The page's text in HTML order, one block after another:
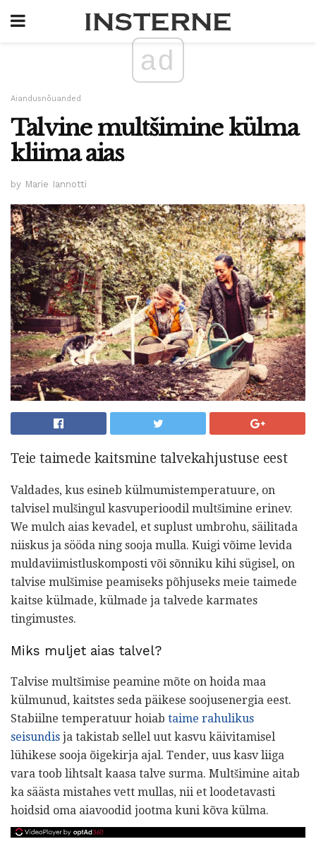
ad
Aiandusnõuanded
Talvine multšimine külma
kliima aias
by Marie Iannotti
Teie taimede kaitsmine talvekahjustuse eest
Valdades, kus esineb külmumistemperatuure, on
talvisel mulšingul kasvuperioodil multšimine erinev.
We mulch aias kevadel, et suplust umbrohu, säilitada
niiskus ja sööda ning sooja mulla. Kuigi võime levida
muldaviimistluskomposti või sõnniku kihi sügisel, on
talvise mulšimise peamiseks põhjuseks meie taimede
kaitse külmade, külmade ja talvede karmates
tingimustes.
Miks muljet aias talvel?
Talvise multšimise peamine mõte on hoida maa
külmunud, kaitstes seda päikese soojusenergia eest.
Stabiilne temperatuur hoiab taime rahulikus
seisundis ja takistab sellel uut kasvu käivitamisel
lühikese sooja õigekirja ajal. Tender, uus kasv liiga
vara toob lihtsalt kaasa talve surma. Multšimine aitab
ka säästa mistahes vett mullas, nii et loodetavasti
hoidsid oma aiavoodid jootma kuni kõva külma.